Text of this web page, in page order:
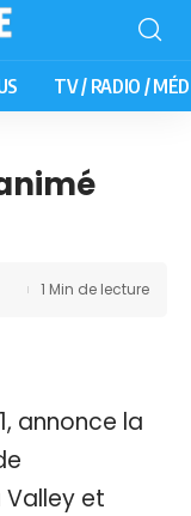
TV / RADIO /
1 Min de lecture
annonce la
et